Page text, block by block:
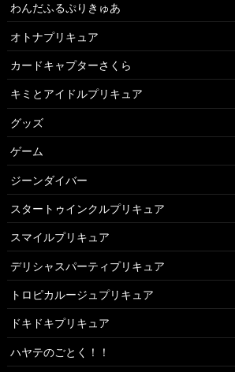
わんだふるぷりきゅあ
オトナプリキュア
カードキャプターさくら
キミとアイドルプリキュア
グッズ
ゲーム
ジーンダイバー
スタートゥインクルプリキュア
スマイルプリキュア
デリシャスパーティプリキュア
トロピカルージュプリキュア
ドキドキプリキュア
ハヤテのごとく！！